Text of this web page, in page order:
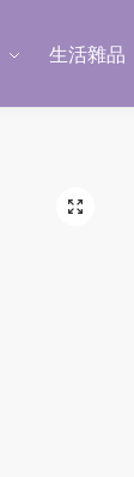
生活雜品